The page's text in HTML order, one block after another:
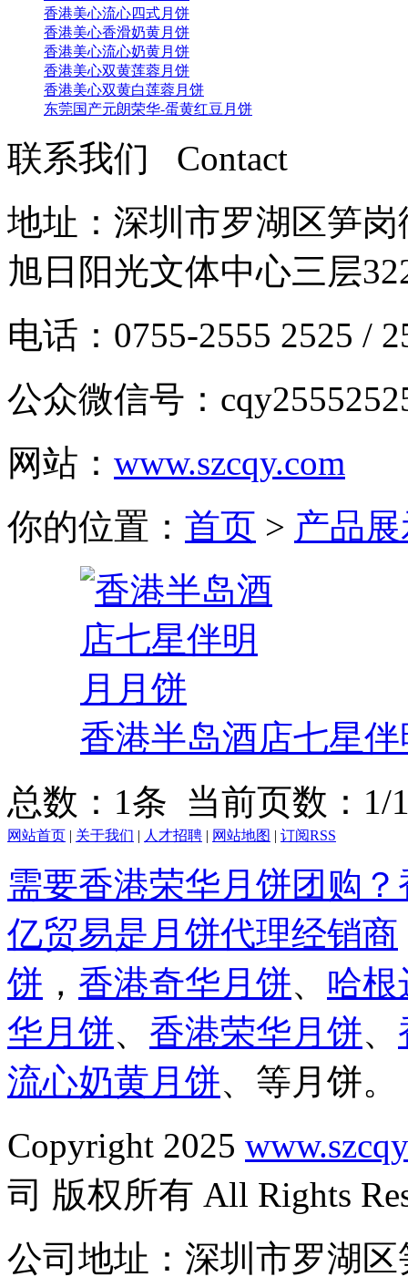
香港美心流心四式月饼
香港美心香滑奶黄月饼
香港美心流心奶黄月饼
香港美心双黄莲蓉月饼
香港美心双黄白莲蓉月饼
东莞国产元朗荣华-蛋黄红豆月饼
联系我们 Contact
地址：深圳市罗湖区笋
旭日阳光文体中心三层
电话：0755-2555 2525 /
公众微信号：
网站： www.szcqy.com
你的位置： 首页 > 产品
香港半岛酒店七星
总数：1条 当前页数： 1/
网站首页 | 关于我们 | 人才招聘 | 网站地图 | 订阅RSS
需要香港荣华月饼团购？
亿贸易是月饼代理经销商
饼 ， 香港奇华月饼、 哈
华月饼、 香港荣华月饼、
流心奶黄月饼、等月饼。
Copyright 2025
司 版权所有 All Rights
公司地址：深圳市罗湖